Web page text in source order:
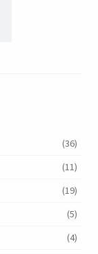
(36)
(11)
(19)
(5)
(4)